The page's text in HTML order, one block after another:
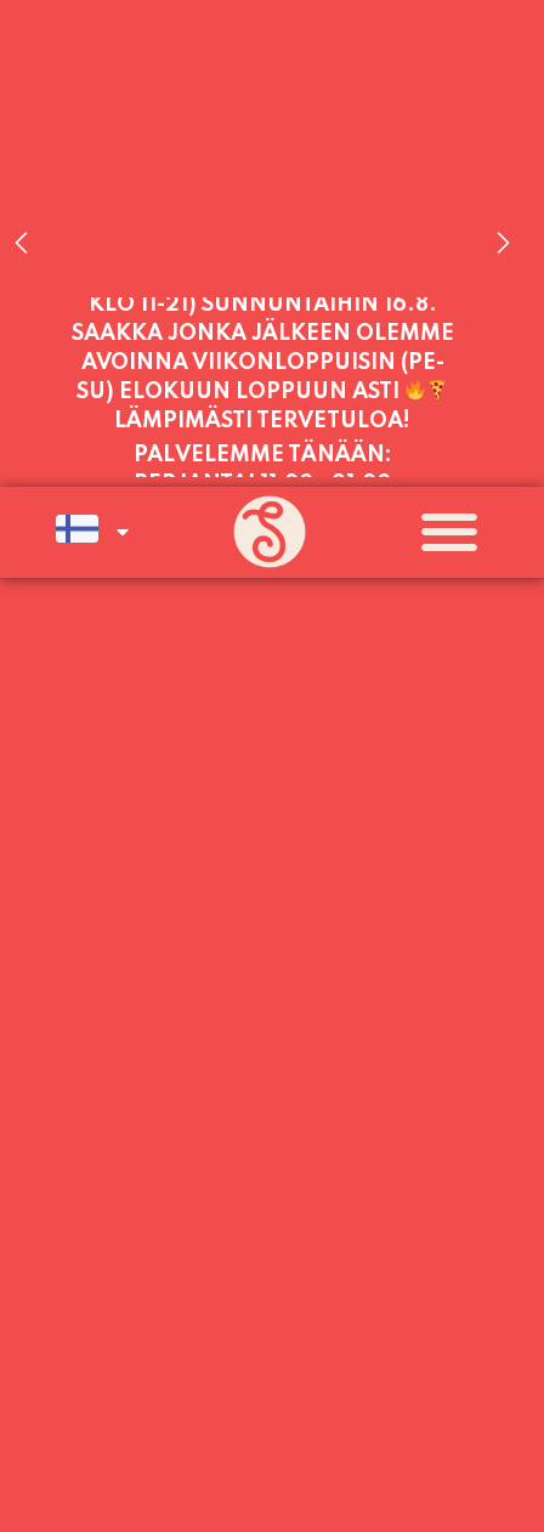
PALVELEMME TÄNÄÄN:
PERJANTAI11:00 - 21:00
PALVELEMME PÄIVITTÄIN (MA-SU
KLO 11-21) SUNNUNTAIHIN 16.8.
SAAKKA JONKA JÄLKEEN OLEMME
AVOINNA VIIKONLOPPUISIN (PE-
SU) ELOKUUN LOPPUUN ASTI
LÄMPIMÄSTI TERVETULOA!